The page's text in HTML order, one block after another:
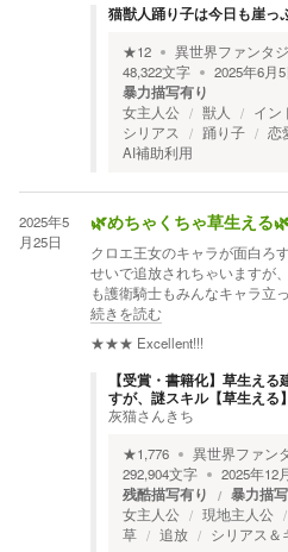
猫獣人踊り子は今日も崖っ
★12 異世界ファンタ
48,322文字 2025年6月
暴力描写有り
女主人公 獣人
イン
シリアス
踊り子 恋
AI補助利用
2025年5
月25日
🌿めちゃくちゃ草生える
クロエ王女のキャラが面白ろ
せいで追放されちゃいますが
も護衛騎士もみんなキャラ立
続きを読む
★★★ Excellent!!!
【受賞・書籍化】草生え
すが、謎スキル【草生える
灰猫さんきち
★1,776 異世界ファン
292,904文字 2025年12
残酷描写有り 暴力描
女主人公 現地主人公
草
追放 シリアス＆